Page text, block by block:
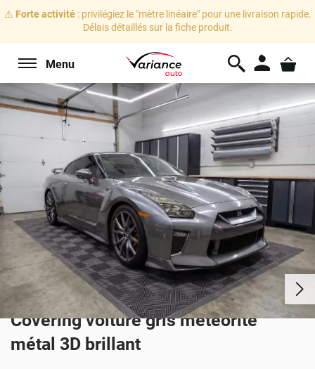
⚠️ Forte activité: privilégiez le "mètre linéaire" pour une livraison rapide.
Délais détaillés sur la fiche produit.
Menu
Covering voiture gris météorite
métal 3D brillant